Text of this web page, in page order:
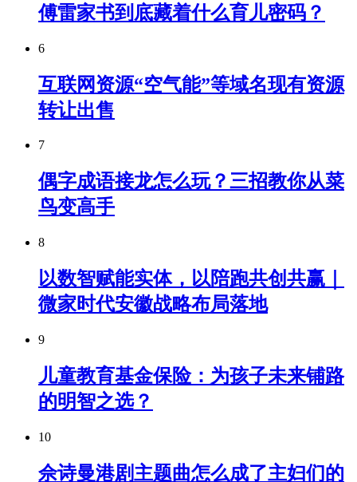
傅雷家书到底藏着什么育儿密码？
6
互联网资源“空气能”等域名现有资源
转让出售
7
偶字成语接龙怎么玩？三招教你从菜
鸟变高手
8
以数智赋能实体，以陪跑共创共赢｜
微家时代安徽战略布局落地
9
儿童教育基金保险：为孩子未来铺路
的明智之选？
10
佘诗曼港剧主题曲怎么成了主妇们的